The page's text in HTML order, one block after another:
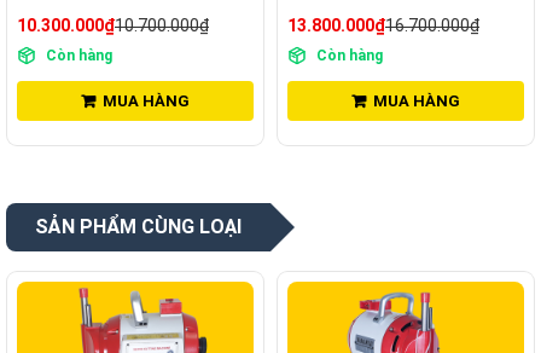
10.300.000₫10.700.000₫
Còn hàng
MUA HÀNG
13.800.000₫16.700.000₫
Còn hàng
MUA HÀNG
SẢN PHẨM CÙNG LOẠI